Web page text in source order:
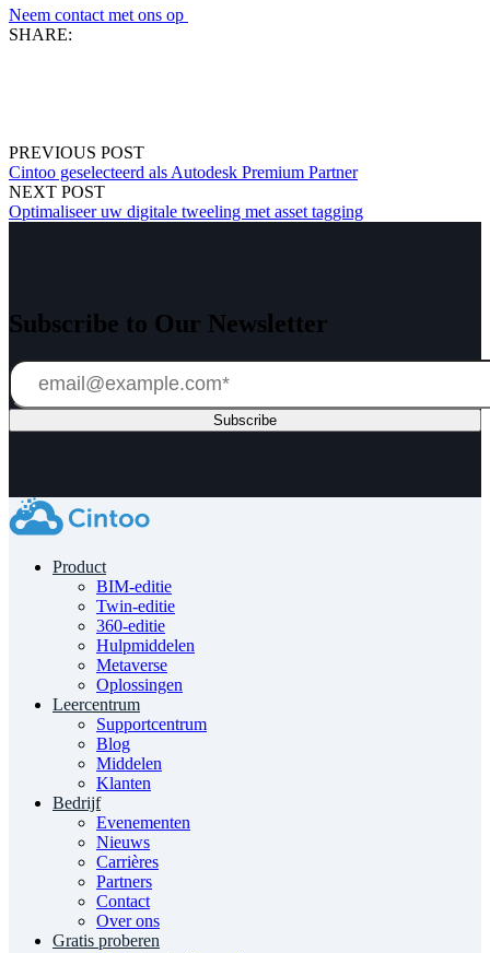
Neem contact met ons op
SHARE:
PREVIOUS POST
Cintoo geselecteerd als Autodesk Premium Partner
NEXT POST
Optimaliseer uw digitale tweeling met asset tagging
Subscribe to Our Newsletter
Product
BIM-editie
Twin-editie
360-editie
Hulpmiddelen
Metaverse
Oplossingen
Leercentrum
Supportcentrum
Blog
Middelen
Klanten
Bedrijf
Evenementen
Nieuws
Carrières
Partners
Contact
Over ons
Gratis proberen